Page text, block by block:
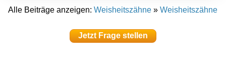
Alle Beiträge anzeigen: Weisheitszähne » Weisheitszähne
Jetzt Frage stellen